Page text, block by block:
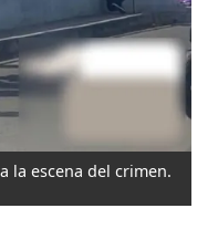
la escena del crimen.